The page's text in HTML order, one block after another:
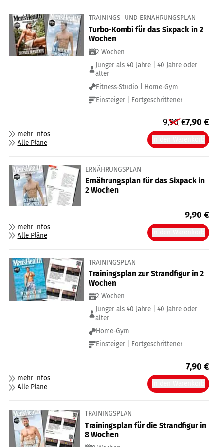
TRAININGS- UND ERNÄHRUNGSPLAN
Turbo-Kombi für das Sixpack in 2
Wochen
2 Wochen
Jünger als 40 Jahre | 40 Jahre oder
älter
Fitness-Studio | Home-Gym
Einsteiger | Fortgeschrittener
mehr Infos
Alle Pläne
9,90€7,90 €
ERNÄHRUNGSPLAN
Ernährungsplan für das Sixpack in
2 Wochen
mehr Infos
Alle Pläne
9,90 €
TRAININGSPLAN
Trainingsplan zur Strandfigur in 2
Wochen
2 Wochen
Jünger als 40 Jahre | 40 Jahre oder
älter
Home-Gym
Einsteiger | Fortgeschrittener
mehr Infos
Alle Pläne
7,90 €
TRAININGSPLAN
Trainingsplan für die Strandfigur in
8 Wochen